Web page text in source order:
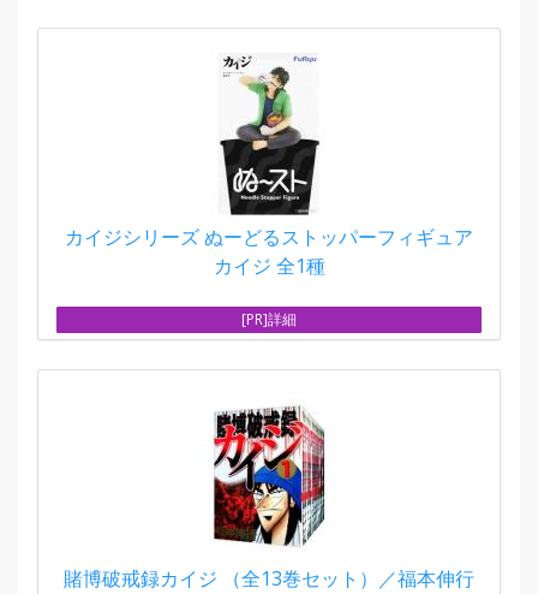
カイジシリーズ ぬーどるストッパーフィギュア
カイジ 全1種
[PR]詳細
賭博破戒録カイジ （全13巻セット）／福本伸行